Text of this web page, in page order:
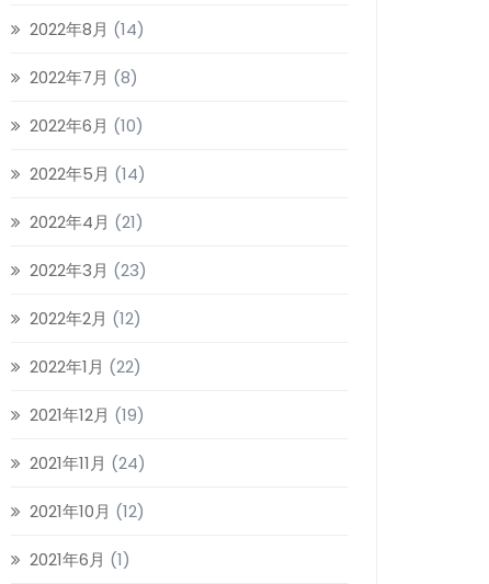
2022年8月 (14)
2022年7月 (8)
2022年6月 (10)
2022年5月 (14)
2022年4月 (21)
2022年3月 (23)
2022年2月 (12)
2022年1月 (22)
2021年12月 (19)
2021年11月 (24)
2021年10月 (12)
2021年6月 (1)